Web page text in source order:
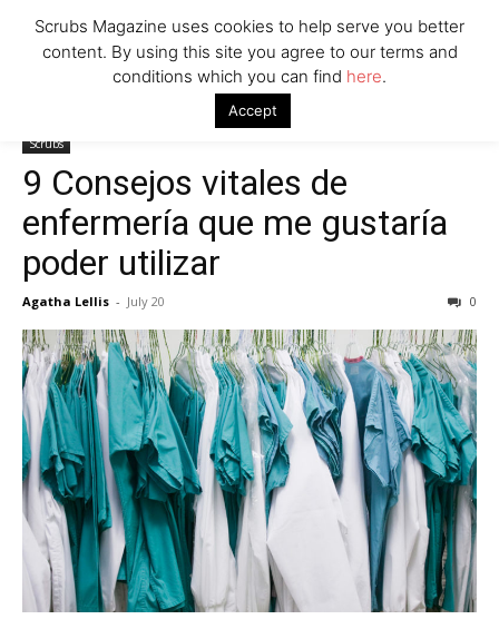
9 Consejos vitales de enfermería que me gustaría
Scrubs
9 Consejos vitales de
enfermería que me gustaría
poder utilizar
Agatha Lellis - July 20 0
Scrubs Magazine uses cookies to help serve you better
content. By using this site you agree to our terms and
conditions which you can find here.
Accept